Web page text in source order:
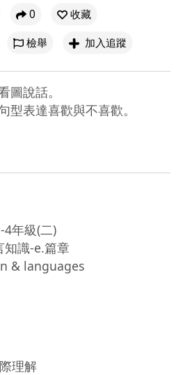
0
收藏
檢舉 加入追蹤
圖說話。
型表達喜歡與不喜歡。
4年級(二)
知識-e.篇章
& languages
理解